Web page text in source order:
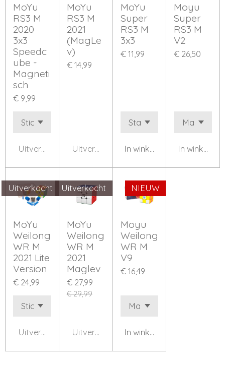
MoYu
RS3 M
2020
3x3
Speedc
ube -
Magneti
sch
€ 9,99
Uitverkocht
MoYu
RS3 M
2021
(MagLe
v)
€ 14,99
Uitverkocht
MoYu
Super
RS3 M
3x3
€ 11,99
In winkelwagen
Moyu
Super
RS3 M
V2
€ 26,50
In
Uitverkocht
MoYu
Weilong
WR M
2021 Lite
Version
€ 24,99
Uitverkocht
Uitverkocht
MoYu
Weilong
WR M
2021
Maglev
€ 27,99
€ 29,99
Uitverkocht
NIEUW
Moyu
Weilong
WR M
V9
€ 16,49
In winkelwagen